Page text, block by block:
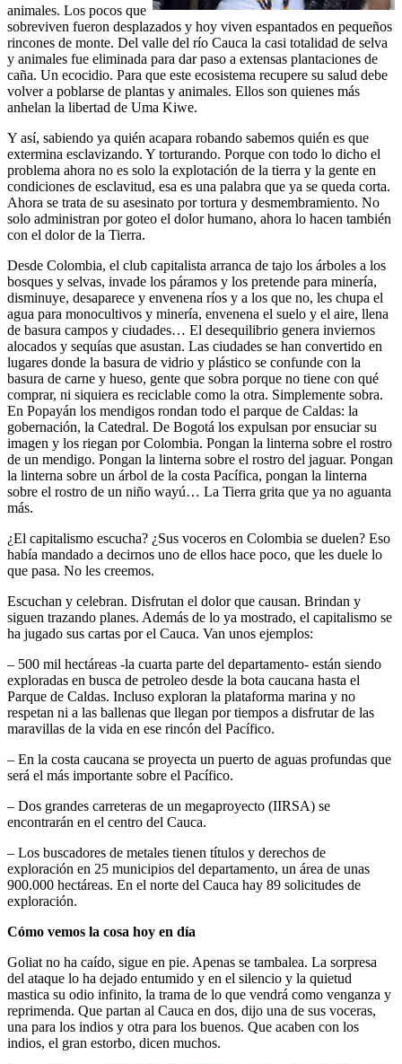
animales. Los pocos que
sobreviven fueron desplazados y hoy viven espantados en pequeños
rincones de monte. Del valle del río Cauca la casi totalidad de selva
y animales fue eliminada para dar paso a extensas plantaciones de
caña. Un ecocidio. Para que este ecosistema recupere su salud debe
volver a poblarse de plantas y animales. Ellos son quienes más
anhelan la libertad de Uma Kiwe.
Y así, sabiendo ya quién acapara robando sabemos quién es que
extermina esclavizando. Y torturando. Porque con todo lo dicho el
problema ahora no es solo la explotación de la tierra y la gente en
condiciones de esclavitud, esa es una palabra que ya se queda corta.
Ahora se trata de su asesinato por tortura y desmembramiento. No
solo administran por goteo el dolor humano, ahora lo hacen también
con el dolor de la Tierra.
Desde Colombia, el club capitalista arranca de tajo los árboles a los
bosques y selvas, invade los páramos y los pretende para minería,
disminuye, desaparece y envenena ríos y a los que no, les chupa el
agua para monocultivos y minería, envenena el suelo y el aire, llena
de basura campos y ciudades… El desequilibrio genera inviernos
alocados y sequías que asustan. Las ciudades se han convertido en
lugares donde la basura de vidrio y plástico se confunde con la
basura de carne y hueso, gente que sobra porque no tiene con qué
comprar, ni siquiera es reciclable como la otra. Simplemente sobra.
En Popayán los mendigos rondan todo el parque de Caldas: la
gobernación, la Catedral. De Bogotá los expulsan por ensuciar su
imagen y los riegan por Colombia. Pongan la linterna sobre el rostro
de un mendigo. Pongan la linterna sobre el rostro del jaguar. Pongan
la linterna sobre un árbol de la costa Pacífica, pongan la linterna
sobre el rostro de un niño wayú… La Tierra grita que ya no aguanta
más.
¿El capitalismo escucha? ¿Sus voceros en Colombia se duelen? Eso
había mandado a decirnos uno de ellos hace poco, que les duele lo
que pasa. No les creemos.
Escuchan y celebran. Disfrutan el dolor que causan. Brindan y
siguen trazando planes. Además de lo ya mostrado, el capitalismo se
ha jugado sus cartas por el Cauca. Van unos ejemplos:
– 500 mil hectáreas -la cuarta parte del departamento- están siendo
exploradas en busca de petroleo desde la bota caucana hasta el
Parque de Caldas. Incluso exploran la plataforma marina y no
respetan ni a las ballenas que llegan por tiempos a disfrutar de las
maravillas de la vida en ese rincón del Pacífico.
– En la costa caucana se proyecta un puerto de aguas profundas que
será el más importante sobre el Pacífico.
– Dos grandes carreteras de un megaproyecto (IIRSA) se
encontrarán en el centro del Cauca.
– Los buscadores de metales tienen títulos y derechos de
exploración en 25 municipios del departamento, un área de unas
900.000 hectáreas. En el norte del Cauca hay 89 solicitudes de
exploración.
Cómo vemos la cosa hoy en día
Goliat no ha caído, sigue en pie. Apenas se tambalea. La sorpresa
del ataque lo ha dejado entumido y en el silencio y la quietud
mastica su odio infinito, la trama de lo que vendrá como venganza y
reprimenda. Que partan al Cauca en dos, dijo una de sus voceras,
una para los indios y otra para los buenos. Que acaben con los
indios, el gran estorbo, dicen muchos.